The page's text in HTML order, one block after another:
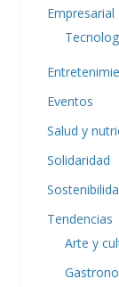
Empresarial
Eventos
Salud y
Solidaridad
Tendencias
Arte y